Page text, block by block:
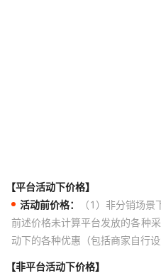
【平台活动下价格】
活动前价格：
（1）非分销场
前述价格未计算平台发放的各种
动下的各种优惠（包括商家自行
【非平台活动下价格】